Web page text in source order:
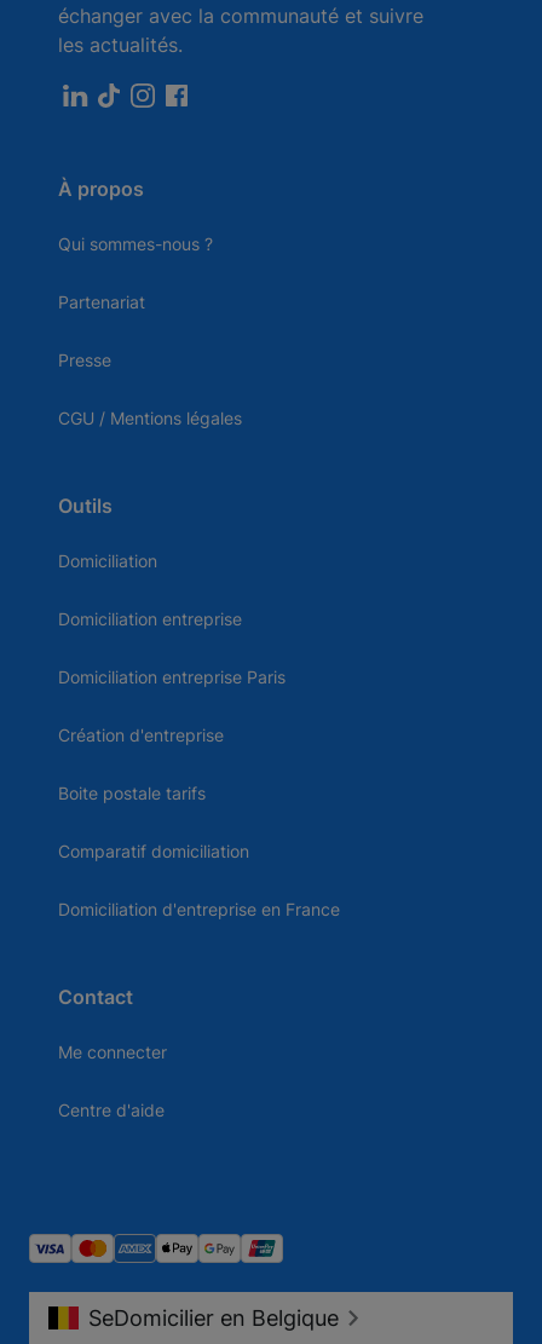
échanger avec la communauté et suivre
les actualités.
À propos
Qui sommes-nous ?
Partenariat
Presse
CGU / Mentions légales
Outils
Domiciliation
Domiciliation entreprise
Domiciliation entreprise Paris
Création d'entreprise
Boite postale tarifs
Comparatif domiciliation
Domiciliation d'entreprise en France
Contact
Me connecter
Centre d'aide
SeDomicilier en Belgique